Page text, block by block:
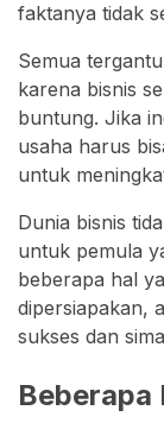
faktanya tidak
Semua
karena bisnis
buntung. Jika
usaha harus
untuk
Dunia bisnis
untuk pemula
beberapa hal
dipersiapakan,
sukses dan
Beberapa